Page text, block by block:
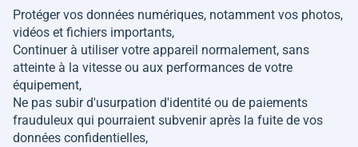
Protéger vos données numériques, notamment vos photos,
vidéos et fichiers importants,
Continuer à utiliser votre appareil normalement, sans
atteinte à la vitesse ou aux performances de votre
équipement,
Ne pas subir d'usurpation d'identité ou de paiements
frauduleux qui pourraient subvenir après la fuite de vos
données confidentielles,